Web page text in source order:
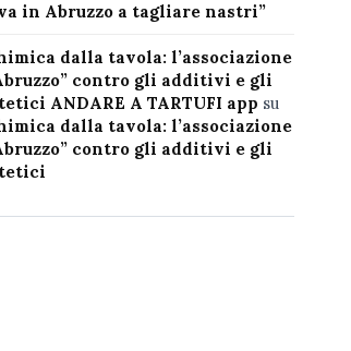
in Abruzzo a tagliare nastri”
dalla tavola: l’associazione
contro gli additivi e gli
ANDARE A TARTUFI app su
dalla tavola: l’associazione
contro gli additivi e gli